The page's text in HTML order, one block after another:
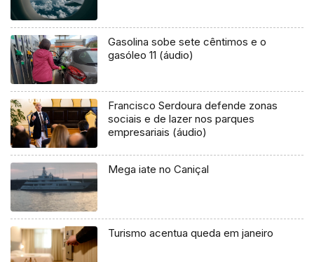
Gasolina sobe sete cêntimos e o
gasóleo 11 (áudio)
Francisco Serdoura defende zonas
sociais e de lazer nos parques
empresariais (áudio)
Mega iate no Caniçal
Turismo acentua queda em janeiro